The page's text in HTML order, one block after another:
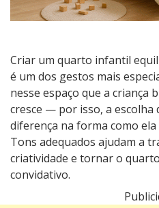
Criar um quarto infantil
é um dos gestos mais
nesse espaço que a criança
cresce — por isso, a escolha
diferença na forma como
Tons adequados ajudam a
criatividade e tornar o
convidativo.